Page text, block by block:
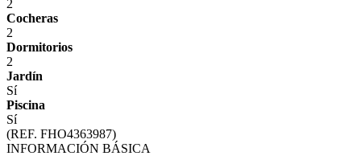
2
Cocheras
2
Dormitorios
2
Jardín
Sí
Piscina
Sí
(REF. FHO4363987)
INFORMACIÓN BÁSICA